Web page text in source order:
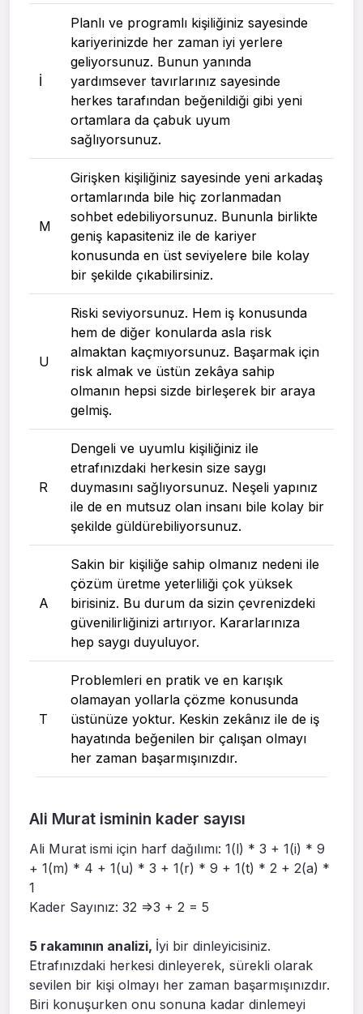
I
Planlı ve programlı kişiliğiniz sayesinde
kariyerinizde her zaman iyi yerlere
geliyorsunuz. Bunun yanında
yardımsever tavırlarınız sayesinde
herkes tarafından beğenildiği gibi yeni
ortamlara da çabuk uyum
sağlıyorsunuz.
M
Girişken kişiliğiniz sayesinde yeni arkadaş
ortamlarında bile hiç zorlanmadan
sohbet edebiliyorsunuz. Bununla birlikte
geniş kapasiteniz ile de kariyer
konusunda en üst seviyelere bile kolay
bir şekilde çıkabilirsiniz.
U
Riski seviyorsunuz. Hem iş konusunda
hem de diğer konularda asla risk
almaktan kaçmıyorsunuz. Başarmak için
risk almak ve üstün zekâya sahip
olmanın hepsi sizde birleşerek bir araya
gelmiş.
R
Dengeli ve uyumlu kişiliğiniz ile
etrafınızdaki herkesin size saygı
duymasını sağlıyorsunuz. Neşeli yapınız
ile de en mutsuz olan insanı bile kolay bir
şekilde güldürebiliyorsunuz.
A
Sakin bir kişiliğe sahip olmanız nedeni ile
çözüm üretme yeterliliği çok yüksek
birisiniz. Bu durum da sizin çevrenizdeki
güvenilirliğinizi artırıyor. Kararlarınıza
hep saygı duyuluyor.
T
Problemleri en pratik ve en karışık
olamayan yollarla çözme konusunda
üstünüze yoktur. Keskin zekânız ile de iş
hayatında beğenilen bir çalışan olmayı
her zaman başarmışınızdır.
Ali Murat isminin kader sayısı
Ali Murat ismi için harf dağılımı: 1(l) * 3 + 1(i) * 9
+ 1(m) * 4 + 1(u) * 3 + 1(r) * 9 + 1(t) * 2 + 2(a) *
1
Kader Sayınız: 32 =>3 + 2 = 5
5 rakamının analizi, İyi bir dinleyicisiniz.
Etrafınızdaki herkesi dinleyerek, sürekli olarak
sevilen bir kişi olmayı her zaman başarmışınızdır.
Biri konuşurken onu sonuna kadar dinlemeyi